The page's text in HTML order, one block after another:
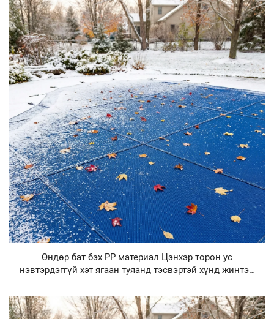
Өндөр бат бэх PP материал Цэнхэр торон ус
нэвтэрдэггүй хэт ягаан туяанд тэсвэртэй хүнд жинтэй
усан сангийн бүрхүүл